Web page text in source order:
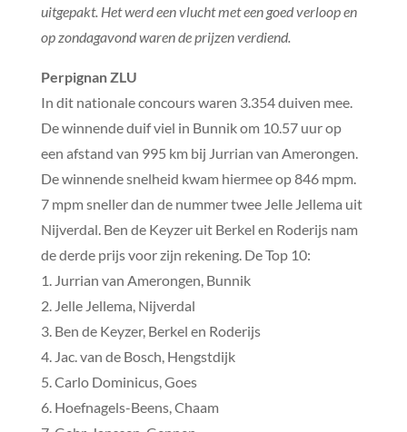
uitgepakt. Het werd een vlucht met een goed verloop en
op zondagavond waren de prijzen verdiend.
Perpignan ZLU
In dit nationale concours waren 3.354 duiven mee.
De winnende duif viel in Bunnik om 10.57 uur op
een afstand van 995 km bij Jurrian van Amerongen.
De winnende snelheid kwam hiermee op 846 mpm.
7 mpm sneller dan de nummer twee Jelle Jellema uit
Nijverdal. Ben de Keyzer uit Berkel en Roderijs nam
de derde prijs voor zijn rekening. De Top 10:
1. Jurrian van Amerongen, Bunnik
2. Jelle Jellema, Nijverdal
3. Ben de Keyzer, Berkel en Roderijs
4. Jac. van de Bosch, Hengstdijk
5. Carlo Dominicus, Goes
6. Hoefnagels-Beens, Chaam